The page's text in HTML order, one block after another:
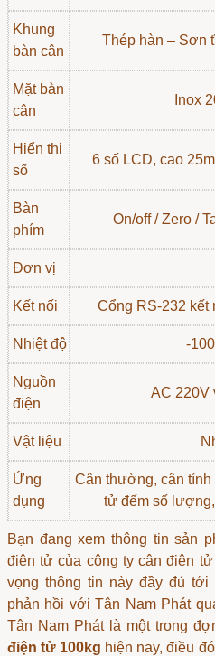
Khung
bàn cân
Thép hàn – Sơn
Mặt bàn
cân
Inox
Hiển thị
số
6 số LCD, cao
Bàn
phím
On/off / Zero /
Đơn vị
Kết nối Cổng RS-232 kết
Nhiệt độ -
Nguồn
điện
AC 220V
Vật liệu
Ứng
dụng
Cân thường, cân tính
tử đếm số lượng
Bạn đang xem thông tin sản
điện tử của công ty cân điện
vọng thông tin này đầy đủ tới
phản hồi với Tân Nam Phát
Tân Nam Phát là một trong
điện tử 100kg hiện nay, điều